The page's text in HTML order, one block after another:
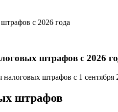
с 2026 года
штрафов с 2026
штрафов с 1
штрафов